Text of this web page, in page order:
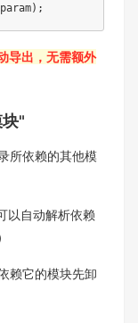
导出，无需额外
"​
所依赖的其他模
以自动解析依赖
赖它的模块先卸